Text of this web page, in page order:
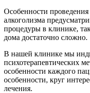
Особенности
алкоголизма
процедуры в клинике,
дома достаточно сложно.
В нашей клинике мы
психотерапевтических
особенности каждого
особенности, круг
лечения.